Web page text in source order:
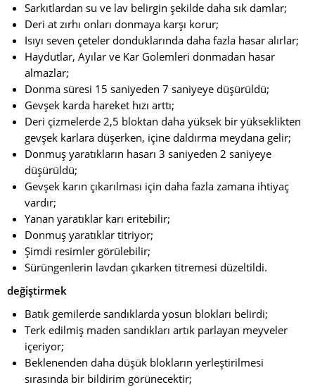
Sarkıtlardan su ve lav belirgin şekilde daha sık damlar;
Deri at zırhı onları donmaya karşı korur;
Isıyı seven çeteler donduklarında daha fazla hasar alırlar;
Haydutlar, Ayılar ve Kar Golemleri donmadan hasar
almazlar;
Donma süresi 15 saniyeden 7 saniyeye düşürüldü;
Gevşek karda hareket hızı arttı;
Deri çizmelerde 2,5 bloktan daha yüksek bir yükseklikten
gevşek karlara düşerken, içine daldırma meydana gelir;
Donmuş yaratıkların hasarı 3 saniyeden 2 saniyeye
düşürüldü;
Gevşek karın çıkarılması için daha fazla zamana ihtiyaç
vardır;
Yanan yaratıklar karı eritebilir;
Donmuş yaratıklar titriyor;
Şimdi resimler görülebilir;
Sürüngenlerin lavdan çıkarken titremesi düzeltildi.
değiştirmek
Batık gemilerde sandıklarda yosun blokları belirdi;
Terk edilmiş maden sandıkları artık parlayan meyveler
içeriyor;
Beklenenden daha düşük blokların yerleştirilmesi
sırasında bir bildirim görünecektir;